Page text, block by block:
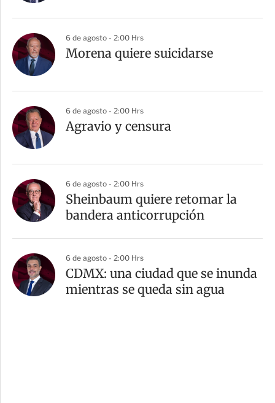
6 de agosto - 2:00 Hrs
Morena quiere suicidarse
6 de agosto - 2:00 Hrs
Agravio y censura
6 de agosto - 2:00 Hrs
Sheinbaum quiere retomar la
bandera anticorrupción
6 de agosto - 2:00 Hrs
CDMX: una ciudad que se inunda
mientras se queda sin agua